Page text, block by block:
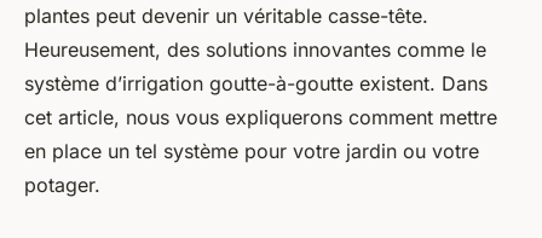
marie•25 avril 2024•5 min de lecture
plantes peut devenir un véritable casse-tête.
Heureusement, des solutions innovantes comme le
système d’irrigation goutte-à-goutte existent. Dans
cet article, nous vous expliquerons comment mettre
en place un tel système pour votre jardin ou votre
potager.